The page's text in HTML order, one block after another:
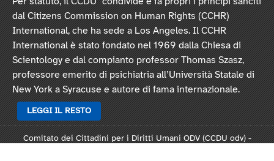
dal Citizens Commission on Human Rights (CCHR)
International, che ha sede a Los Angeles. Il CCHR
International è stato fondato nel 1969 dalla Chiesa di
Scientology e dal compianto professor Thomas Szasz,
professore emerito di psichiatria all’Università Statale di
New York a Syracuse e autore di fama internazionale.
LEGGI IL RESTO
Comitato dei Cittadini per i Diritti Umani ODV (CCDU odv) -